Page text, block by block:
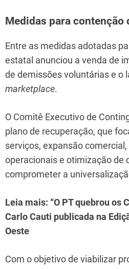
Medidas para contenção
Entre as medidas adotadas
estatal anunciou a venda de
de demissões voluntárias e o
marketplace.
O Comitê Executivo de
plano de recuperação, que
serviços, expansão
operacionais e otimização de
comprometer a
Leia mais: “O PT quebrou os
Carlo Cauti publicada na
Oeste
Com o objetivo de viabilizar